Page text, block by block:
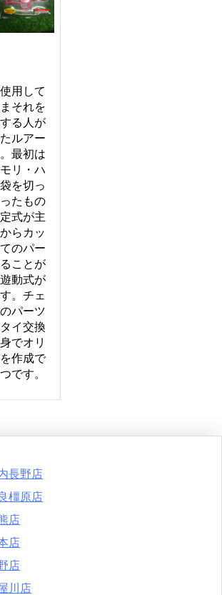
用して
それを
る人が
ルアー
最初は
リ・ハ
を切っ
たもの
式が主
らカッ
のパー
ことが
動式が
。チェ
パーツ
イ交換
でオリ
作成で
です。
長野店
橿原店
店
店
店
川店